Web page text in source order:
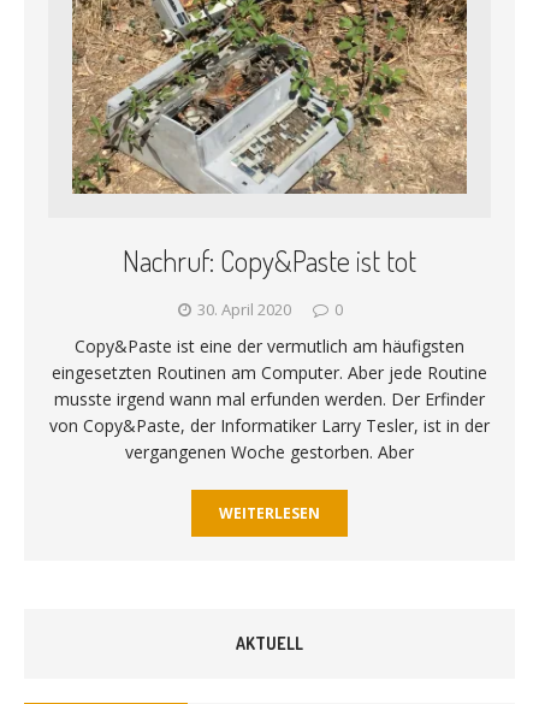
Nachruf: Copy&Paste ist tot
30. April 2020 0
Copy&Paste ist eine der vermutlich am häufigsten
eingesetzten Routinen am Computer. Aber jede Routine
musste irgend wann mal erfunden werden. Der Erfinder
von Copy&Paste, der Informatiker Larry Tesler, ist in der
vergangenen Woche gestorben. Aber
WEITERLESEN
AKTUELL